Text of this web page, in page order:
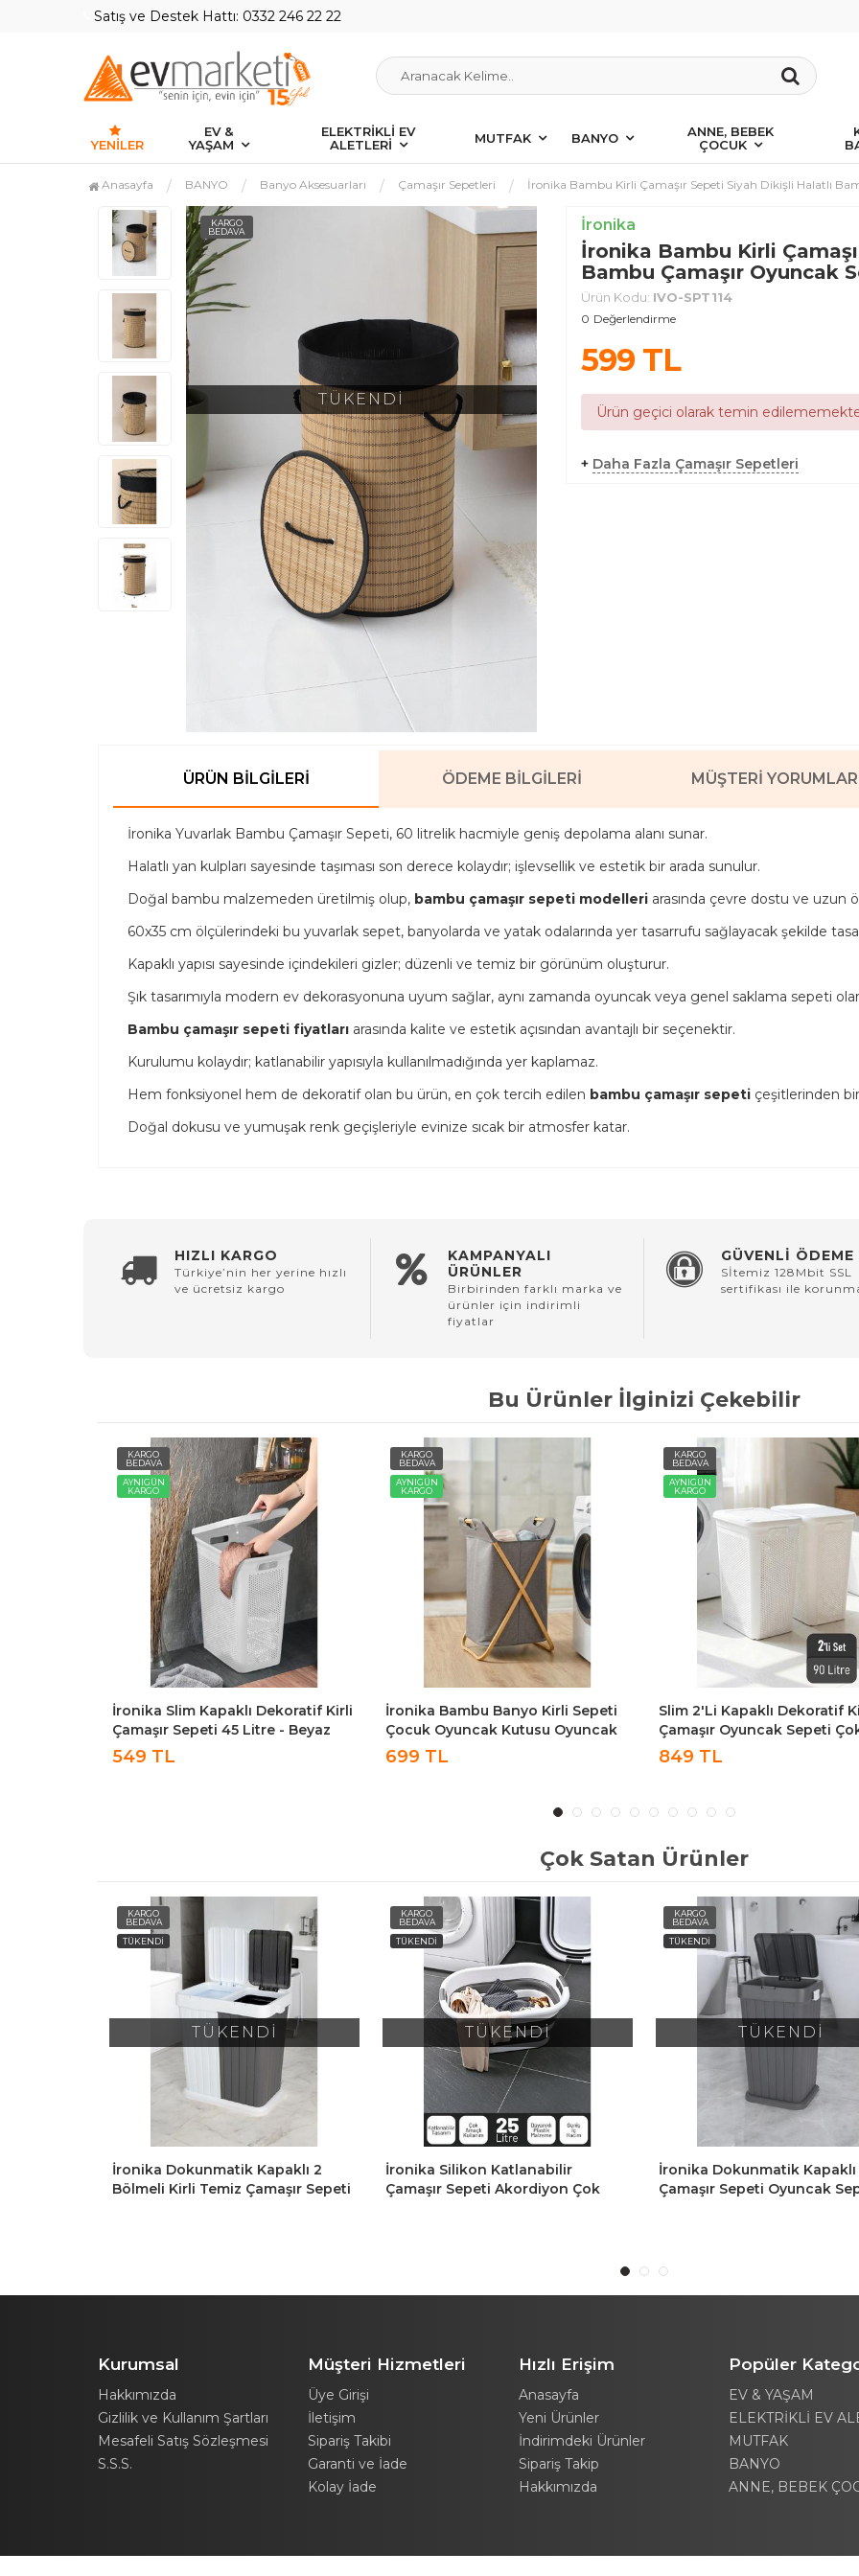
Satış ve Destek Hattı: 0332 246 22 22
YENILER
EV &
YAŞAM
ELEKTRİKLİ EV
ALETLERİ
MUTFAK BANYO
ANNE, BEBEK
ÇOCUK
Anasayfa BANYO Banyo Aksesuarları Çamaşır Sepetleri İronika Bambu Kirli Çamaşır Sepeti Siyah Dikişli Halatlı
KARGO
BEDAVA
TÜKENDİ
İronika
İronika Bambu Kirli
Bambu Çamaşır Oyuncak
Ürün Kodu: IVO-SPT114
0 Değerlendirme
599TL
Ürün geçici olarak temin
+ Daha Fazla Çamaşır Sepetleri
ÜRÜN BILGILERI ÖDEME BILGILERI MÜŞTERI YORUMLARI
İronika Yuvarlak Bambu Çamaşır Sepeti, 60 litrelik hacmiyle geniş depolama alanı sunar.
Halatlı yan kulpları sayesinde taşıması son derece kolaydır; işlevsellik ve estetik bir arada sunulur.
Doğal bambu malzemeden üretilmiş olup, bambu çamaşır sepeti modelleri arasında çevre dostu ve uzun
60x35 cm ölçülerindeki bu yuvarlak sepet, banyolarda ve yatak odalarında yer tasarrufu sağlayacak şekilde
Kapaklı yapısı sayesinde içindekileri gizler; düzenli ve temiz bir görünüm oluşturur.
Şık tasarımıyla modern ev dekorasyonuna uyum sağlar, aynı zamanda oyuncak veya genel saklama sepeti
Bambu çamaşır sepeti fiyatları arasında kalite ve estetik açısından avantajlı bir seçenektir.
Kurulumu kolaydır; katlanabilir yapısıyla kullanılmadığında yer kaplamaz.
Hem fonksiyonel hem de dekoratif olan bu ürün, en çok tercih edilen bambu çamaşır sepeti çeşitlerinden
Doğal dokusu ve yumuşak renk geçişleriyle evinize sıcak bir atmosfer katar.
HIZLI KARGO
Türkiye’nin her yerine hızlı
ve ücretsiz kargo
KAMPANYALI
ÜRÜNLER
Birbirinden farklı marka ve
ürünler için indirimli
fiyatlar
GÜVENLİ ÖDEME
Sİtemiz 128Mbit SSL
sertifikası ile
Bu Ürünler İlginizi Çekebilir
KARGO
BEDAVA
AYNIGÜN
KARGO
İronika Slim Kapaklı Dekoratif Kirli
Çamaşır Sepeti 45 Litre - Beyaz
549 TL
KARGO
BEDAVA
AYNIGÜN
KARGO
İronika Bambu Banyo Kirli Sepeti
Çocuk Oyuncak Kutusu Oyuncak
Sepeti
699 TL
KARGO
BEDAVA
AYNIGÜN
KARGO
Slim 2'li Kapaklı Dekoratif
Çamaşır Oyuncak Sepeti
Amaçlı Sepet 90 Litre - Beyaz
849 TL
Çok Satan Ürünler
KARGO
BEDAVA
TÜKENDİ
TÜKENDİ
İronika Dokunmatik Kapaklı 2
Bölmeli Kirli Temiz Çamaşır Sepeti
KARGO
BEDAVA
TÜKENDİ
TÜKENDİ
İronika Silikon Katlanabilir
Çamaşır Sepeti Akordiyon Çok
KARGO
BEDAVA
TÜKENDİ
TÜKENDİ
İronika Dokunmatik Kapaklı
Çamaşır Sepeti Oyuncak
Kurumsal
Hakkımızda
Gizlilik ve Kullanım Şartları
Mesafeli Satış Sözleşmesi
S.S.S.
Müşteri Hizmetleri
Üye Girişi
İletişim
Sipariş Takibi
Garanti ve İade
Kolay İade
Hızlı Erişim
Anasayfa
Yeni Ürünler
İndirimdeki Ürünler
Sipariş Takip
Hakkımızda
Popüler
EV & YAŞAM
ELEKTRİKLİ EV
MUTFAK
BANYO
ANNE, BEBEK